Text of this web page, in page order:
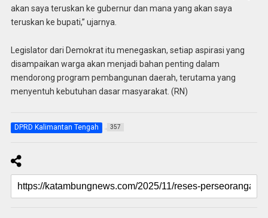
akan saya teruskan ke gubernur dan mana yang akan saya
teruskan ke bupati,” ujarnya.
Legislator dari Demokrat itu menegaskan, setiap aspirasi yang
disampaikan warga akan menjadi bahan penting dalam
mendorong program pembangunan daerah, terutama yang
menyentuh kebutuhan dasar masyarakat. (RN)
DPRD Kalimantan Tengah 357